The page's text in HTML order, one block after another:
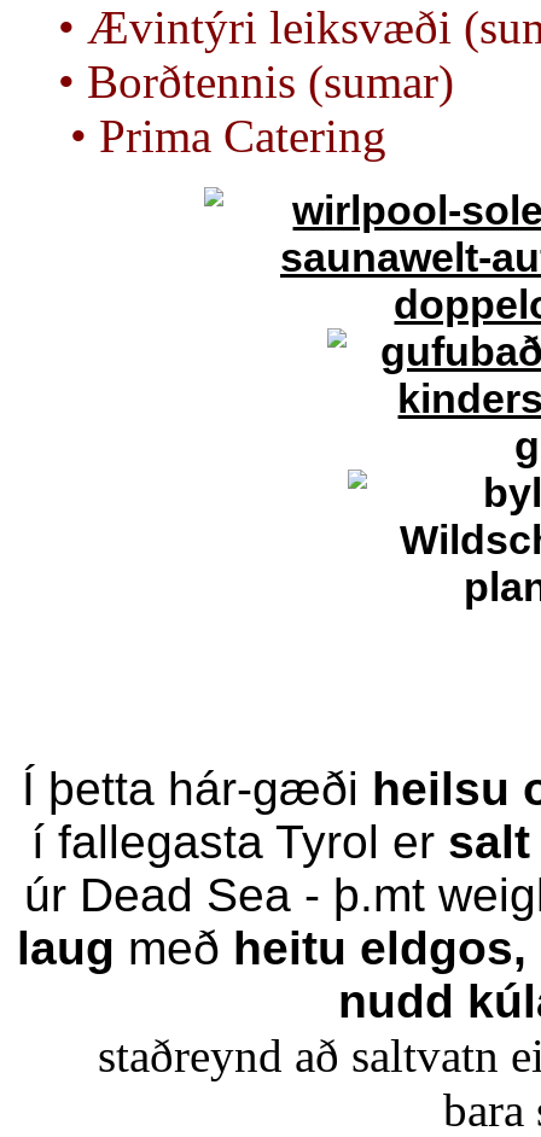
• Ævintýri leiksvæði
• Borðtennis (sumar)
• Prima Catering
Í þetta hár-gæði heilsu
í fallegasta Tyrol er salt
úr Dead Sea - þ.mt
laug með heitu
nudd
staðreynd að saltvatn
bara